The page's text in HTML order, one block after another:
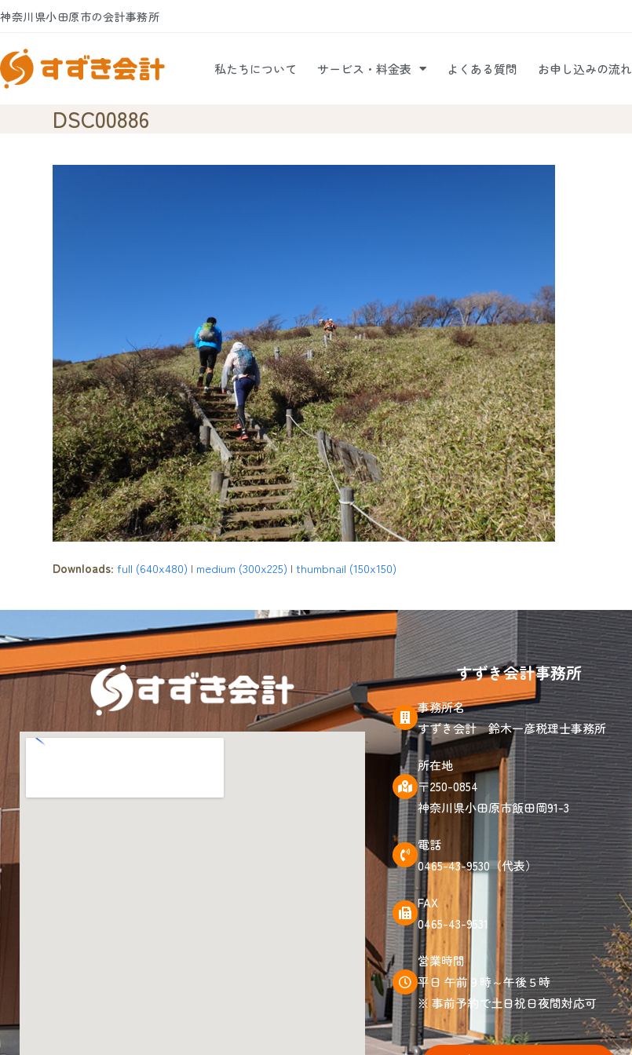
Skip
content
神奈川県小田原市の会計事務所
私たちについて サービス・料金表 よくある質問 お申し込みの流れ
DSC00886
Downloads:full (640x480) | medium (300x225) |thumbnail (150x150)
すずき会計事務所
事務所名
すずき会計 鈴木一彦税理士事務所
所在地
〒250-0854
神奈川県小田原市飯田岡91-3
電話
0465-43-9530（代表）
FAX
0465-43-9531
営業時間
平日 午前９時～午後５時
※ 事前予約で土日祝日夜間対応可